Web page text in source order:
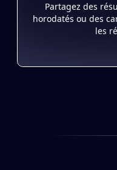
Partagez des
horodatés ou des
les